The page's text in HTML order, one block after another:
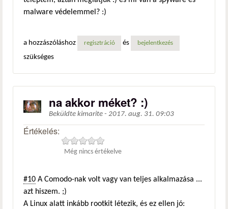
malware védelemmel? :)
a hozzászóláshoz regisztráció és bejelentkezés
szükséges
na akkor méket? :)
Beküldte kimarite - 2017. aug. 31. 09:03
Értékelés:
Még nincs értékelve
#10 A Comodo-nak volt vagy van teljes alkalmazása ...
azt hiszem. ;)
A Linux alatt inkább rootkit létezik, és ez ellen jó: